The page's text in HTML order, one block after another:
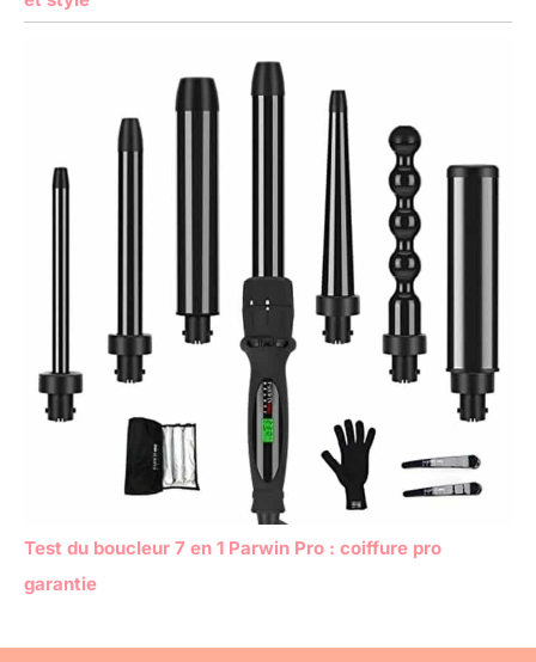
Test du boucleur 7 en 1 Parwin Pro : coiffure pro
garantie